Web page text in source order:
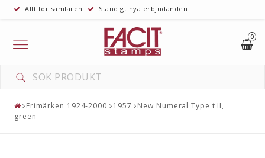
Allt för samlaren Ständigt nya erbjudanden
0
Toggle
navigation
Frimärken 1924-2000 1957
New Numeral Type t II,
green